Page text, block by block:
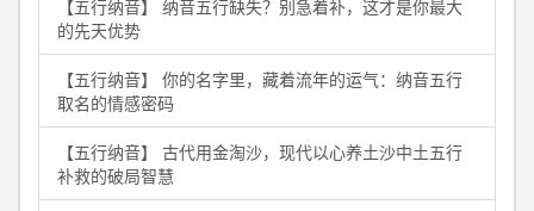
【五行纳音】 纳音五行缺失？别急着补，这才是你最大
的先天优势
【五行纳音】 你的名字里，藏着流年的运气：纳音五行
取名的情感密码
【五行纳音】 古代用金淘沙，现代以心养土沙中土五行
补救的破局智慧